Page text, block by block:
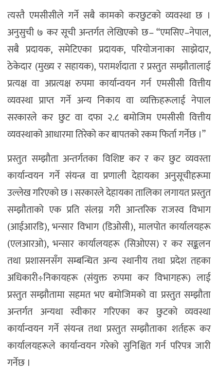
त्यस्तै एमसीसीले गर्ने सबै कामको करछुटको व्यवस्था छ ।
अनुसुची ७ कर सूची अन्तर्गत लेखिएको छ– “एमसिए–नेपाल,
सबै प्रदायक, समेटिएका प्रदायक, परियोजनाका साझेदार,
ठेकेदार (मुख्य र सहायक), परामर्शदाता र प्रस्तुत सम्झौतालाई
प्रत्यक्ष वा अप्रत्यक्ष रुपमा कार्यान्वयन गर्न एमसीसी वित्तीय
व्यवस्था प्राप्त गर्ने अन्य निकाय वा व्यक्तिहरूलाई नेपाल
सरकारले कर छुट वा दफा २.८ बमोजिम एमसीसी वित्तीय
व्यवस्थाको आधारमा तिरेको कर बापतको रकम फिर्ता गर्नेछ ।”
प्रस्तुत सम्झौता अन्तर्गतका विशिष्ट कर र कर छुट व्यवस्ता
कार्यान्वयन गर्ने संयन्त्र वा प्रणाली देहायका अनुसूचीहरूमा
उल्लेख गरिएको छ । सरकारले देहायका तालिका लगायत प्रस्तुत
सम्झौताको एक प्रति संलग्न गरी आन्तरिक राजस्व विभाग
(आईआरडि), भन्सार विभाग (डिओसी), मालपोत कार्यालयहरू
(एलआरओ), भन्सार कार्यालयहरू (सिओएस) र कर सङ्कलन
तथा प्रशासनसँग सम्बन्धित अन्य स्थानीय तथा प्रदेश तहका
अधिकारी÷निकायहरू (संयुक्त रुपमा कर विभागहरू) लाई
प्रस्तुत सम्झौतामा सहमत भए बमोजिमको वा प्रस्तुत सम्झौता
अन्तर्गत अन्यथा स्वीकार गरिएका कर छुटको व्यवस्था
कार्यान्वयन गर्ने संयन्त्र तथा प्रस्तुत सम्झौताका शर्तहरू कर
कार्यालयहरूले कार्यान्वयन गरेको सुनिश्चित गर्न परिपत्र जारी
गर्नेछ ।